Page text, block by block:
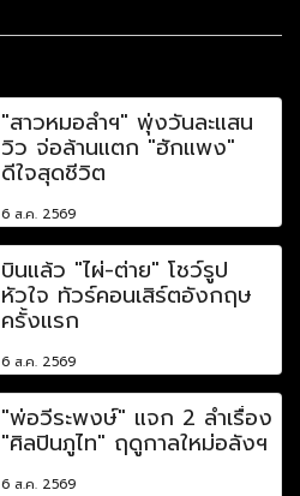
"สาวหมอลำฯ" พุ่งวันละแสน
วิว จ่อล้านแตก "ฮักแพง"
ดีใจสุดชีวิต
6 ส.ค. 2569
บินแล้ว "ไผ่-ต่าย" โชว์รูป
หัวใจ ทัวร์คอนเสิร์ตอังกฤษ
ครั้งแรก
6 ส.ค. 2569
"พ่อวีระพงษ์" แจก 2 ลำเรื่อง
"ศิลปินภูไท" ฤดูกาลใหม่อลังฯ
6 ส.ค. 2569